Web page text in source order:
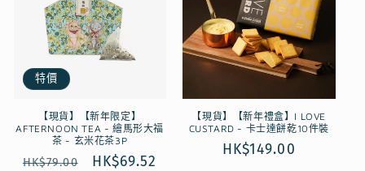
特價
【現貨】【新年限定】
AFTERNOON TEA - 繪馬形大福
茶 - 玄米花茶3P
定
HK$79.00
售
HK$69.52
【現貨】【新年禮盒】I LOVE
CUSTARD - 卡士達餅乾10件裝
定
HK$149.00